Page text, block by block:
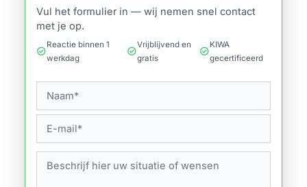
Vul het formulier in — wij nemen snel contact
met je op.
check_circle
Reactie binnen 1
werkdag
check_circle
Vrijblijvend en
gratis
check_circle
KIWA
gecertificeerd